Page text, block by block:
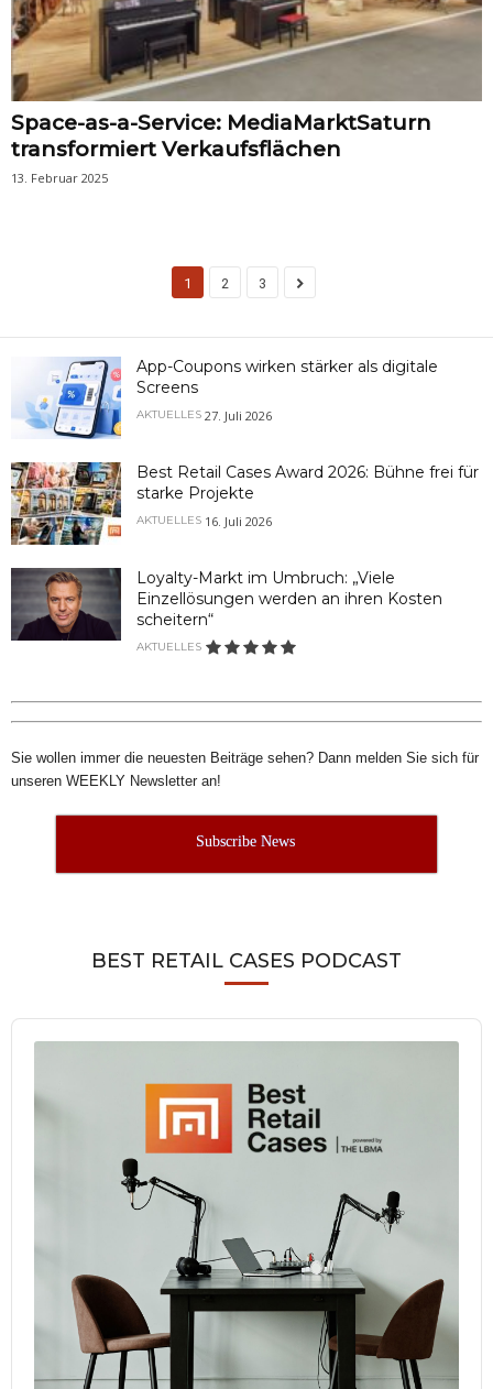
Space-as-a-Service: MediaMarktSaturn
transformiert Verkaufsflächen
13. Februar 2025
1 2 3
App-Coupons wirken stärker als digitale
Screens
AKTUELLES 27. Juli 2026
Best Retail Cases Award 2026: Bühne frei für
starke Projekte
AKTUELLES 16. Juli 2026
Loyalty-Markt im Umbruch: „Viele
Einzellösungen werden an ihren Kosten
scheitern“
AKTUELLES
Sie wollen immer die neuesten Beiträge sehen? Dann melden Sie sich für
unseren WEEKLY Newsletter an!
Subscribe News
BEST RETAIL CASES PODCAST
Audio
Player